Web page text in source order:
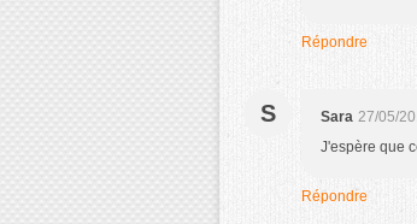
Répondre
S Sara 27/05/
J'espère que
Répondre